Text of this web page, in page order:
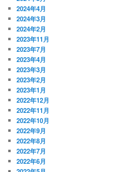
2024年4月
2024年3月
2024年2月
2023年11月
2023年7月
2023年4月
2023年3月
2023年2月
2023年1月
2022年12月
2022年11月
2022年10月
2022年9月
2022年8月
2022年7月
2022年6月